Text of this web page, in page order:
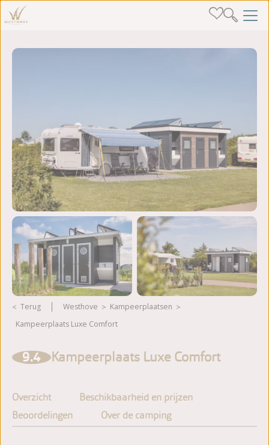
Terug Westhove
kampeerplaatsen
Kampeerplaats Luxe Comfort
9.4 Kampeerplaats Luxe Comfort
Overzicht
Beschikbaarheid en prijzen
Beoordelingen
Over de camping